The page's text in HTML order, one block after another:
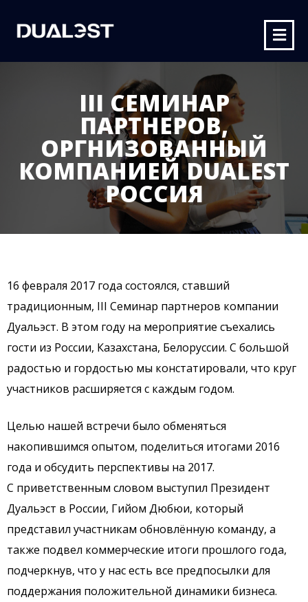
III СЕМИНАР
ПАРТНЕРОВ,
ОРГНИЗОВАННЫЙ
КОМПАНИЕЙ DUALEST
РОССИЯ
16 февраля 2017 года состоялся, ставший
традиционным, III Семинар партнеров компании
Дуальэст. В этом году на мероприятие съехались
гости из России, Казахстана, Белоруссии. С большой
радостью и гордостью мы констатировали, что круг
участников расширяется с каждым годом.
Целью нашей встречи было обменяться
накопившимся опытом, поделиться итогами 2016
года и обсудить перспективы на 2017.
С приветственным словом выступил Президент
Дуальэст в России, Гийом Дюбюи, который
представил участникам обновлённую команду, а
также подвел коммерческие итоги прошлого года,
подчеркнув, что у нас есть все предпосылки для
поддержания положительной динамики бизнеса.